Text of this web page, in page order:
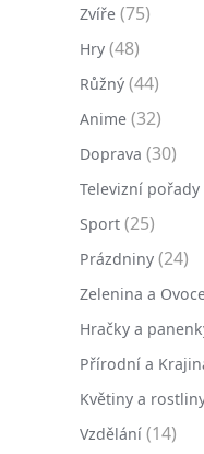
Zvíře (75)
Hry (48)
Růžný (44)
Anime (32)
Doprava (30)
Televizní
Sport (25)
Prázdniny (24)
Zelenina a
Hračky a
Přírodní a
Květiny a
Vzdělání (14)